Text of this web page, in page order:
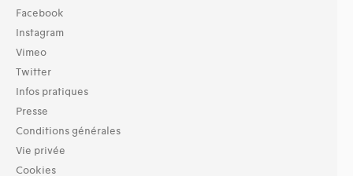
Facebook
Instagram
Vimeo
Twitter
Infos pratiques
Presse
Conditions générales
Vie privée
Cookies